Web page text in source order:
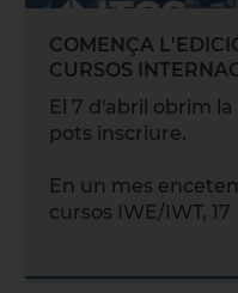
COMENÇA
CURSOS
El 7 d'abril obrim
pots inscriure.
En un mes
cursos IWE/IWT, 17